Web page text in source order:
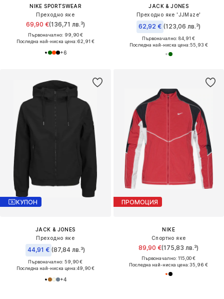
NIKE SPORTSWEAR
Преходно яке
69,90 €(136,71 лв.³)
Първоначално: 99,90 €
Последна най-ниска цена:62,91 €
+6
JACK & JONES
Преходно яке 'JJMaze'
62,92 € (123,06 лв.³)
Първоначално: 84,91 €
Последна най-ниска цена:55,93 €
КУПОН
JACK & JONES
Преходно яке
44,91 € (87,84 лв.³)
Първоначално: 59,90 €
Последна най-ниска цена:49,90 €
+4
ПРОМОЦИЯ
NIKE
Спортно яке
89,90 €(175,83 лв.³)
Първоначално: 115,00 €
Последна най-ниска цена:35,96 €